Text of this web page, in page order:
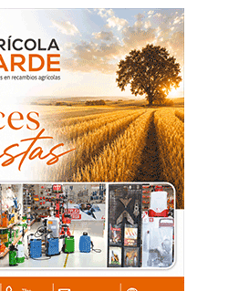
que encierran
Parque Natural y
tiro, siguen pensando
que continúe la
Ven en este espacio
encima de sus
denunciar que la
Bardenas seas
los diferentes